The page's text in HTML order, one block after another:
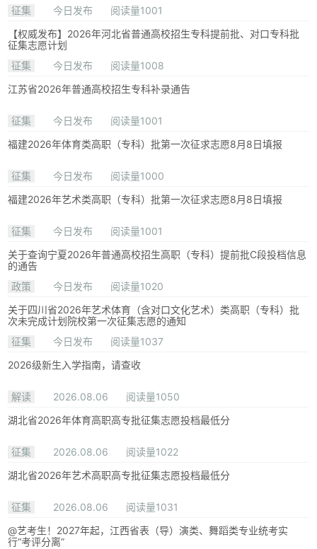
征集 今日发布
阅读量1001
【权威发布】2026年河北省普通高校招生专科提前批、对口专科批
征集志愿计划
征集
今日发布
阅读量1008
江苏省2026年普通高校招生专科补录通告
征集 今日发布
阅读量1001
福建2026年体育类高职（专科）批第一次征求志愿8月8日填报
征集 今日发布
阅读量1000
福建2026年艺术类高职（专科）批第一次征求志愿8月8日填报
征集 今日发布
阅读量1001
关于查询宁夏2026年普通高校招生高职（专科）提前批C段投档信息
的通告
政策
今日发布
阅读量1020
关于四川省2026年艺术体育（含对口文化艺术）类高职（专科）批
次未完成计划院校第一次征集志愿的通知
征集
今日发布
阅读量1037
2026级新生入学指南，请查收
解读 2026.08.06
阅读量1050
湖北省2026年体育高职高专批征集志愿投档最低分
征集 2026.08.06
阅读量1022
湖北省2026年艺术高职高专批征集志愿投档最低分
征集 2026.08.06
阅读量1031
@艺考生！2027年起，江西省表（导）演类、舞蹈类专业统考实
行“考评分离”